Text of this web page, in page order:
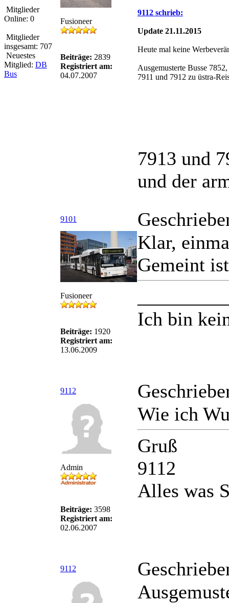
Mitglieder
Online: 0
Mitglieder
insgesamt: 707
Neuestes
Mitglied: DB
Bus
Fusioneer
Beiträge: 2839
Registriert am:
04.07.2007
9112 schrieb:
Update 21.11.2015
Heute mal keine
Ausgemusterte Busse
7911 und 7912 zu üstra-
7913 und
und der
9101
Fusioneer
Beiträge: 1920
Registriert am:
13.06.2009
Klar,
Gemeint
Ich bin
9112
Admin
Beiträge: 3598
Registriert am:
02.06.2007
Wie ich
Gruß
9112
Alles was
9112